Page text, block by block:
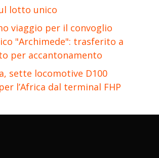
lotto unico
viaggio per il convoglio
"Archimede": trasferito a
per accantonamento
sette locomotive D100
l’Africa dal terminal FHP